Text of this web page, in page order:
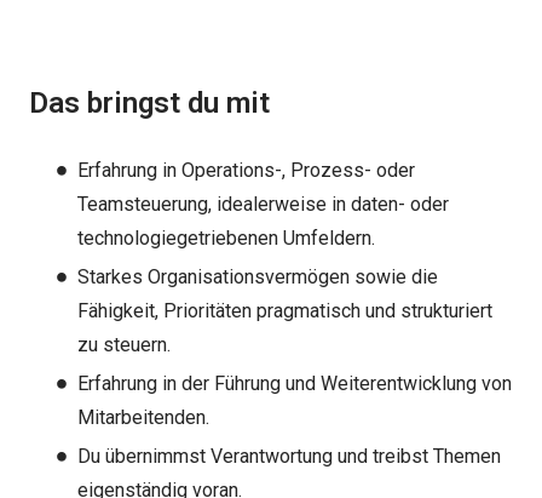
Das bringst du mit
Erfahrung in Operations-, Prozess- oder
Teamsteuerung, idealerweise in daten- oder
technologiegetriebenen Umfeldern.
Starkes Organisationsvermögen sowie die
Fähigkeit, Prioritäten pragmatisch und strukturiert
zu steuern.
Erfahrung in der Führung und Weiterentwicklung von
Mitarbeitenden.
Du übernimmst Verantwortung und treibst Themen
eigenständig voran.